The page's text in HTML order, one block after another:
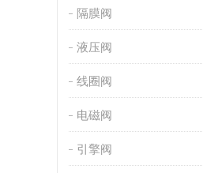
隔膜阀
液压阀
线圈阀
电磁阀
引擎阀